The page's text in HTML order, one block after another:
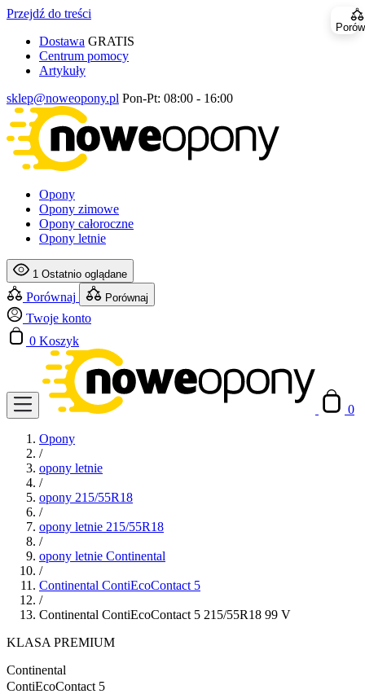
Przejdź do treści
Dostawa GRATIS
Centrum pomocy
Artykuły
sklep@noweopony.pl Pon-Pt: 08:00 - 16:00
Opony
Opony zimowe
Opony całoroczne
Opony letnie
1 Ostatnio oglądane
Porównaj Porównaj
Twoje konto
0 Koszyk
0
Opony
/
opony letnie
/
opony 215/55R18
/
opony letnie 215/55R18
/
opony letnie Continental
/
Continental ContiEcoContact 5
/
Continental ContiEcoContact 5 215/55R18 99 V
KLASA PREMIUM
Continental
ContiEcoContact 5